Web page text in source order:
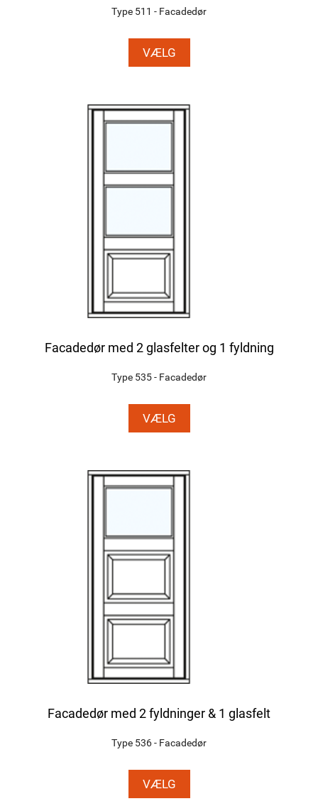
Type 511 - Facadedør
VÆLG
Facadedør med 2 glasfelter og 1 fyldning
Type 535 - Facadedør
VÆLG
Facadedør med 2 fyldninger & 1 glasfelt
Type 536 - Facadedør
VÆLG